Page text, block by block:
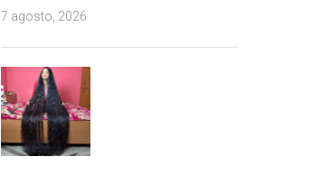
7 agosto, 2026